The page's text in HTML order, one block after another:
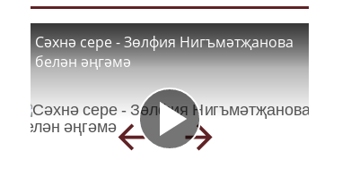
Сәхнә сере - Зөлфия Нигъмәтҗанова
белән әңгәмә